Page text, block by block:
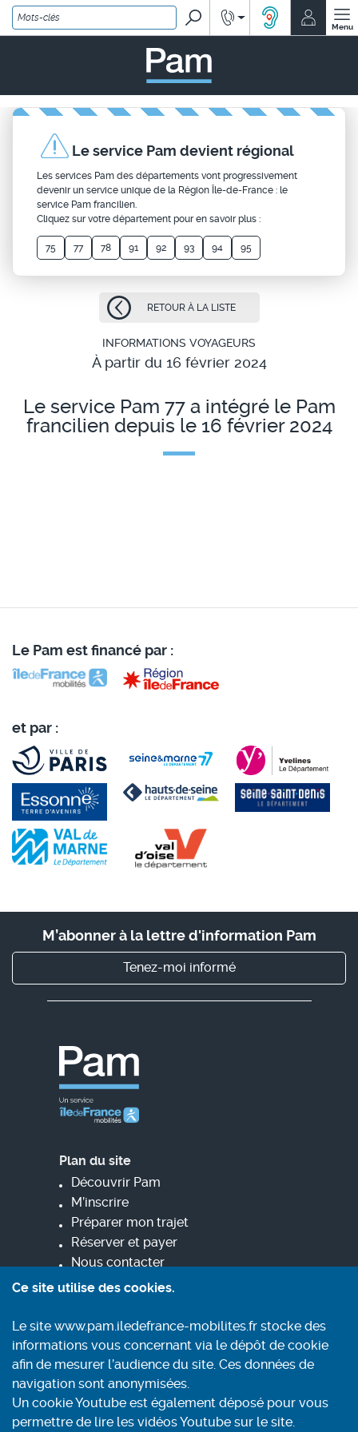
Ce site utilise des cookies.
Le site www.pam.iledefrance-mobilites.fr stocke des
informations vous concernant via le dépôt de cookie
afin de mesurer l’audience du site. Ces données de
navigation sont anonymisées.
Un cookie Youtube est également déposé pour vous
permettre de lire les vidéos Youtube sur le site.
Rechercher
Renseignements
ACCEO,MonMenu
PAM - un service Île-
Le service Pam devient régional
Les services Pam des départements vont progressivement
devenir un service unique de la Région Île-de-France : le
service Pam francilien.
Cliquez sur votre département pour en savoir plus :
75 77 78 91 92 93 94 95
RETOUR À LA LISTE
INFORMATIONS VOYAGEURS
À partir du 16 février 2024
Le service Pam 77 a intégré le Pam
francilien depuis le 16 février 2024
Le Pam est financé par :
et par :
M’abonner à la lettre d'information Pam
Tenez-moi informé
Plan du site
Découvrir Pam
M’inscrire
Préparer mon trajet
Réserver et payer
Nous contacter
Contact
Conditions générales d'utilisation
Aide et accessibilité
Accessibilité : partiellement conforme